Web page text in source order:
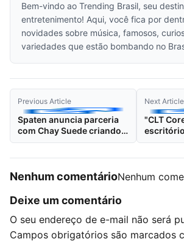
Bem-vindo ao Trending Brasil, seu
entretenimento! Aqui, você fica por
novidades sobre música, famosos,
variedades que estão bombando no
Previous Article
Spaten anuncia parceria
com Chay Suede criando
uma experiência
Next Article
"CLT
símbolo
Nenhum comentárioNenhum
Deixe um comentário
O seu endereço de e-mail não será
Campos obrigatórios são marcados